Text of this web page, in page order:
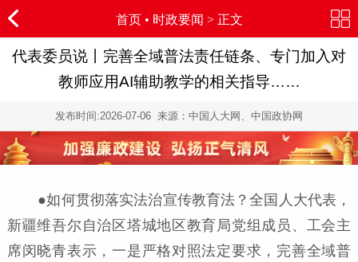
首页• 时政要闻 > 正文
代表委员说丨完善全域普法责任链条、专门加入对
教师应用AI辅助教学的相关指导……
发布时间:2026-07-06 来源：中国人大网、中国政协网
●如何贯彻落实法治宣传教育法？全国人大代表，
新疆维吾尔自治区塔城地区教育局党组成员、工会主
席闵晓青表示，一是严格对照法定要求，完善全域普